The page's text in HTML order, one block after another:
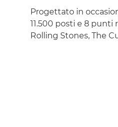
Progettato in
11.500 posti e 8 punti
Rolling Stones, The